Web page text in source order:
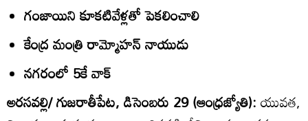
గంజాయిని కూకటివేళ్లతో పెకలించాలి
కేంద్ర మంత్రి రామ్మోహన్‌ నాయుడు
నగరంలో 5కే వాక్‌
అరసవల్లి/ గుజరాతీపేట, డిసెంబరు 29 (ఆంధ్రజ్యోతి):యువత,